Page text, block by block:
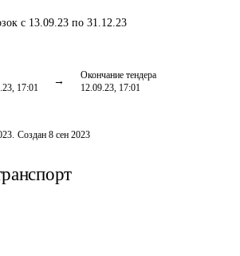
с 13.09.23 по 31.12.23
17:01
Окончание тендера
12.09.23, 17:01
. Создан 8 сен 2023